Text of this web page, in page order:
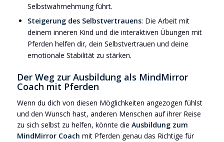
Selbstwahrnehmung führt.
Steigerung des Selbstvertrauens: Die Arbeit mit
deinem inneren Kind und die interaktiven Übungen mit
Pferden helfen dir, dein Selbstvertrauen und deine
emotionale Stabilität zu stärken.
Der Weg zur Ausbildung als MindMirror
Coach mit Pferden
Wenn du dich von diesen Möglichkeiten angezogen fühlst
und den Wunsch hast, anderen Menschen auf ihrer Reise
zu sich selbst zu helfen, könnte die Ausbildung zum
MindMirror Coach mit Pferden genau das Richtige für